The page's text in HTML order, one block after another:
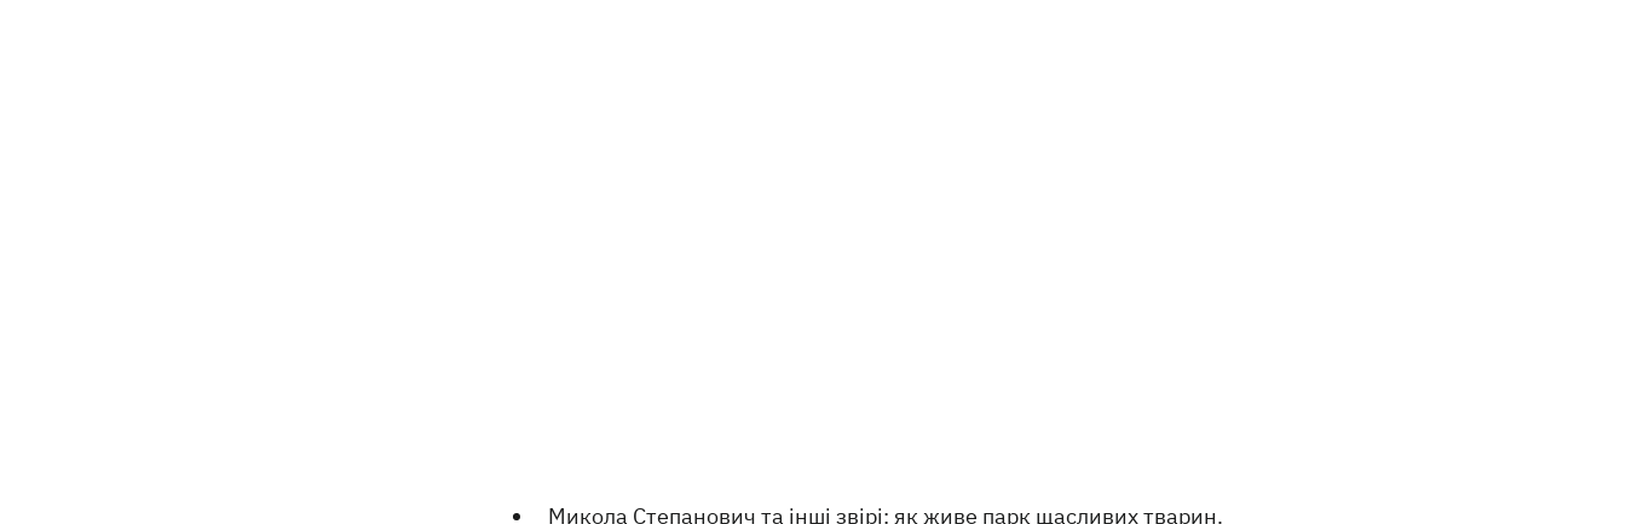
Микола Степанович та інші звірі: як живе парк щасливих тварин.